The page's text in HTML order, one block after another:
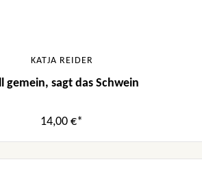
KATJA REIDER
gemein, sagt das Schwein
14,00 €*